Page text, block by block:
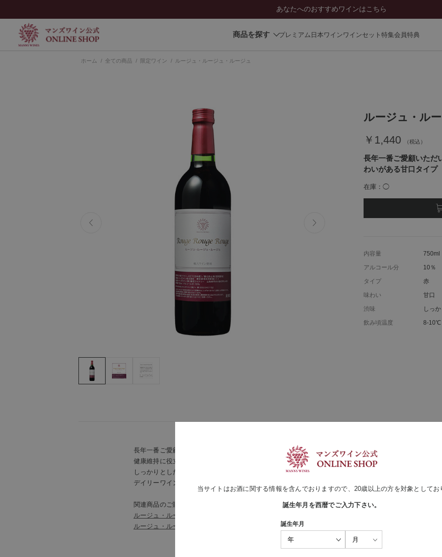
あなたへのおすすめワインはこちら
商品を探す プレミアム日本ワインワインセット 特集会員特典
ホーム > 全ての商品 > 限定ワイン > ルージュ・ルージュ・ルージュ
長年一番ご愛顧いただいているワインです。
健康維持に役立つ成分として注目されているポリフェノールが多く含まれています。
しっかりとした渋味の中にも、フルーティーで柔らかい味わいの甘口タイプです。
デイリーワインとしてだけでなく、暑い夏には氷で割って、寒い冬にはホットワインに、など様々なシ
関連商品のご購入はこちらから
ルージュ・ルージュ・ルージュ 6本セット
ルージュ・ルージュ・ルージュ 12本セット
内容量
750ml
アルコール分
10％
タイプ
赤
味わい
甘口
渋味
しっ
飲み頃温度
8-10℃
長年一番ご愛顧いただ
わいがある甘口タイプ
ルージュ・ル
￥1,440
在庫 ◯
当サイトはお酒に関する情報を含んでおりますので、20歳以上の方を対象としてお
誕生年月を西暦でご入力下さい。
誕生年月